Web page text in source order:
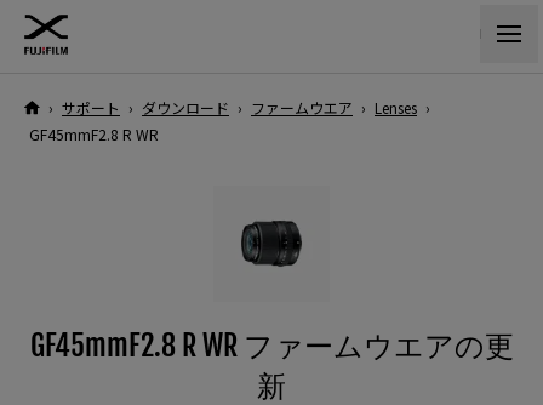
› サポート › ダウンロード › ファームウエア › Lenses ›
GF45mmF2.8 R WR
GF45mmF2.8 R WR ファームウエアの更
新